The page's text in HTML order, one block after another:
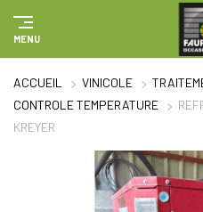
MENU
ACCUEIL VINICOLE
CONTROLE TEMPERATURE
KREYER
Panneau de gestion des cookies